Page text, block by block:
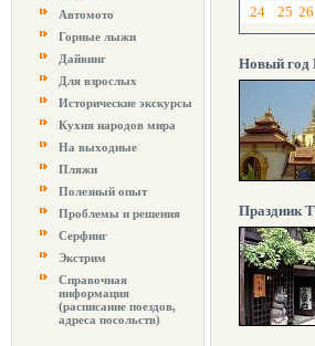
Автомото
Горные лыжи
Дайвинг
Для взрослых
Исторические экскурсы
Кухня народов мира
На выходные
Пляжи
Полезный опыт
Проблемы и решения
Серфинг
Экстрим
Справочная
информация
(расписание поездов,
адреса посольств)
24
25 26
Новый год
Праздник